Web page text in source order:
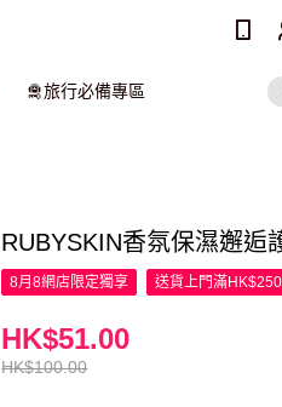
🛅旅行必備專區
RUBYSKIN香氛保濕邂逅
8月8網店限定獨享 送貨上門滿
HK$100.00
HK$51.00